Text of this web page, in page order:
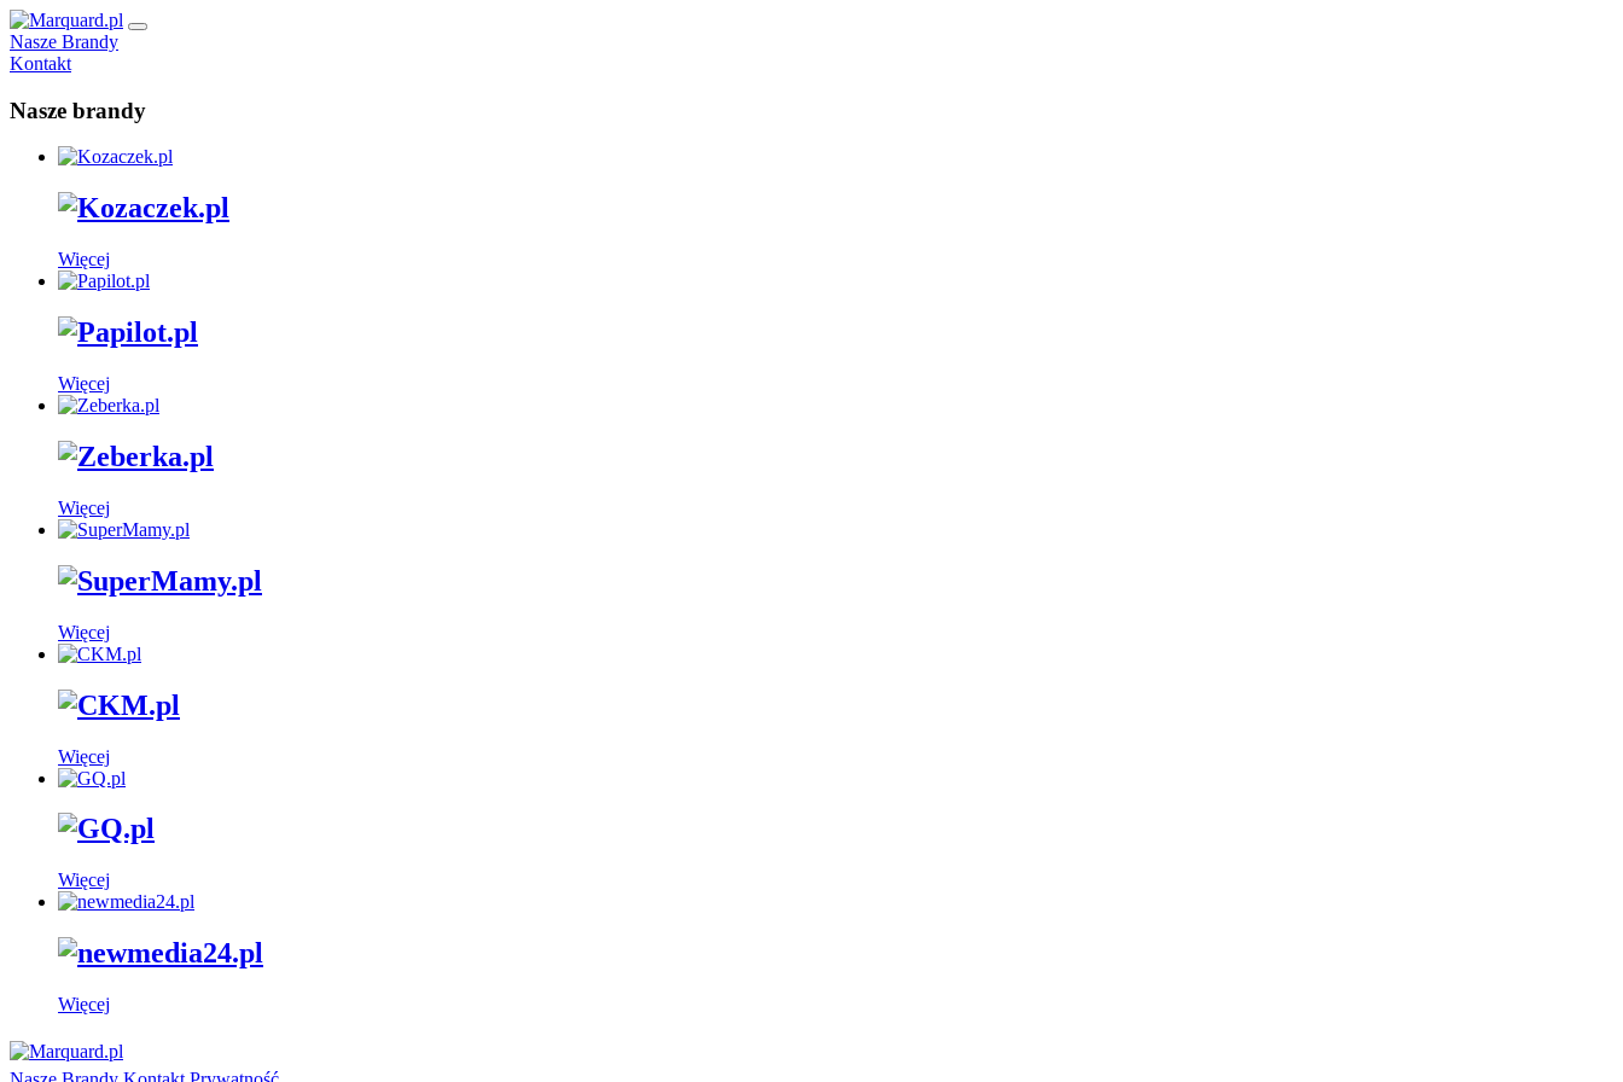
Nasze Brandy
Kontakt
Nasze brandy
Więcej
Więcej
Więcej
Więcej
Więcej
Więcej
Więcej